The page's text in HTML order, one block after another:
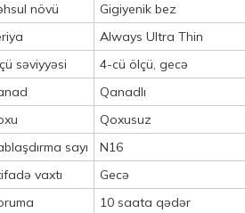
növü
Gigiyenik bez
Always Ultra Thin
səviyyəsi
4-cü ölçü, gecə
Qanadlı
Qoxusuz
sayı
N16
vaxtı
Gecə
10 saata qədər